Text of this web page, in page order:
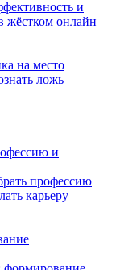
и
жёстком онлайн
на место
ложь
и
профессию
карьеру